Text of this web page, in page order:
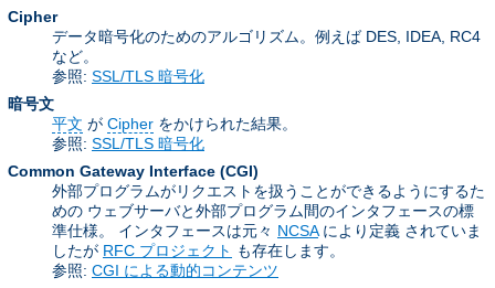
Cipher
データ暗号化のためのアルゴリズム。例えば DES, IDEA, RC4
など。
参照: SSL/TLS 暗号化
暗号文
平文 が Cipher をかけられた結果。
参照: SSL/TLS 暗号化
Common Gateway Interface (CGI)
外部プログラムがリクエストを扱うことができるようにするた
めの ウェブサーバと外部プログラム間のインタフェースの標
準仕様。 インタフェースは元々 NCSAにより定義 されていま
したが RFC プロジェクト も存在します。
参照: CGI による動的コンテンツ